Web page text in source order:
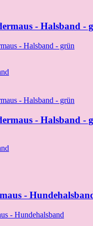
- Halsband -
- Halsband -
-